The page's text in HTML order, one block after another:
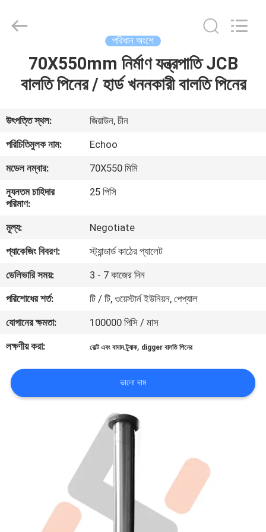
আমাদের
সম্পর্কে
কারখানা
ভ্রমণ
মান
নিয়ন্ত্রণ
খবর
উদ্ধৃতির
জন্য
আবেদন
PRIVACY
POLICY
Corporation.
পরিধান অংশে
70X550mm নির্মাণ যন্ত্রপাতি JCB
বালতি পিনের / হার্ড খননকারী বালতি পিনের
উৎপত্তি স্থল:
জিয়াউন, চীন
পরিচিতিমুলক নাম:
Echoo
মডেল নম্বার:
70X550 মিমি
ন্যূনতম চাহিদার
পরিমাণ:
25 পিসি
মূল্য:
Negotiate
প্যাকেজিং বিবরণ:
স্ট্যান্ডার্ড কাঠের প্যালেট
ডেলিভারি সময়:
3 - 7 কাজের দিন
পরিশোধের শর্ত:
টি / টি, ওয়েস্টার্ন ইউনিয়ন, পেপ্যাল
যোগানের ক্ষমতা:
100000 পিসি / মাস
লক্ষণীয় করা:
বোল্ট এবং বাদাম ট্র্যাক, digger বালতি পিনের
ভালো দাম